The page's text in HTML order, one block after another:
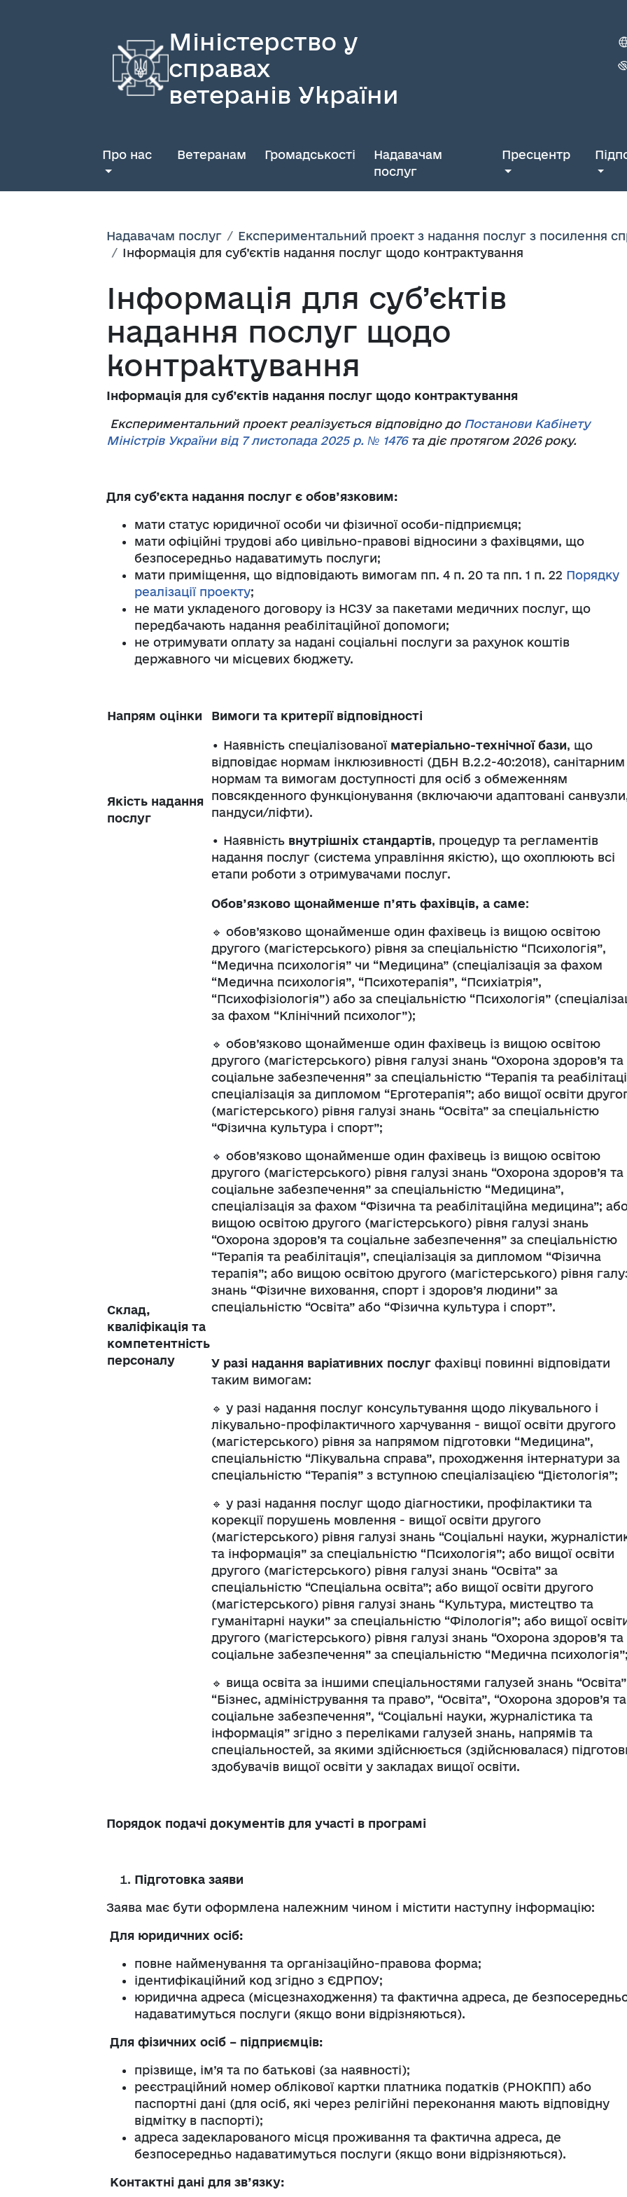
Міністерство у
справах
ветеранів України
Про нас Ветеранам Громадськості
Надавачам
послуг
Пресцентр
Надавачам послуг
Експериментальний проект з надання послуг з посилення
Інформація для суб’єктів надання послуг щодо контрактування
Інформація для суб’єктів
надання послуг щодо
контрактування
Інформація для суб’єктів надання послуг щодо контрактування
Експериментальний проект реалізується відповідно до Постанови Кабінету
Міністрів України від 7 листопада 2025 р. № 1476та діє протягом 2026 року.
Для суб’єкта надання послуг є обов’язковим:
мати статус юридичної особи чи фізичної особи-підприємця;
мати офіційні трудові або цивільно-правові відносини з фахівцями, що
безпосередньо надаватимуть послуги;
мати приміщення, що відповідають вимогам пп. 4 п. 20 та пп. 1 п. 22 Порядку
реалізації проекту;
не мати укладеного договору із НСЗУ за пакетами медичних послуг, що
передбачають надання реабілітаційної допомоги;
не отримувати оплату за надані соціальні послуги за рахунок коштів
державного чи місцевих бюджету.
Напрям оцінки Вимоги та критерії відповідності
Якість надання
послуг
• Наявність спеціалізованої матеріально-технічної бази, що
відповідає нормам інклюзивності (ДБН В.2.2-40:2018), санітарним
нормам та вимогам доступності для осіб з обмеженням
повсякденного функціонування (включаючи адаптовані
пандуси/ліфти).
• Наявність внутрішніх стандартів, процедур та регламентів
надання послуг (система управління якістю), що охоплюють всі
етапи роботи з отримувачами послуг.
Склад,
кваліфікація та
компетентність
персоналу
Обов’язково щонайменше п’ять фахівців, а саме:
🔹 обов’язково щонайменше один фахівець із вищою освітою
другого (магістерського) рівня за спеціальністю “Психологія”,
“Медична психологія” чи “Медицина” (спеціалізація за фахом
“Медична психологія”, “Психотерапія”, “Психіатрія”,
“Психофізіологія”) або за спеціальністю “Психологія”
за фахом “Клінічний психолог”);
🔹 обов’язково щонайменше один фахівець із вищою освітою
другого (магістерського) рівня галузі знань “Охорона здоров’я та
соціальне забезпечення” за спеціальністю “Терапія та
спеціалізація за дипломом “Ерготерапія”; або вищої освіти
(магістерського) рівня галузі знань “Освіта” за спеціальністю
“Фізична культура і спорт”;
🔹 обов’язково щонайменше один фахівець із вищою освітою
другого (магістерського) рівня галузі знань “Охорона здоров’я та
соціальне забезпечення” за спеціальністю “Медицина”,
спеціалізація за фахом “Фізична та реабілітаційна медицина”;
вищою освітою другого (магістерського) рівня галузі знань
“Охорона здоров’я та соціальне забезпечення” за спеціальністю
“Терапія та реабілітація”, спеціалізація за дипломом “Фізична
терапія”; або вищою освітою другого (магістерського) рівня
знань “Фізичне виховання, спорт і здоров’я людини” за
спеціальністю “Освіта” або “Фізична культура і спорт”.
У разі надання варіативних послуг фахівці повинні відповідати
таким вимогам:
🔹 у разі надання послуг консультування щодо лікувального і
лікувально-профілактичного харчування - вищої освіти другого
(магістерського) рівня за напрямом підготовки “Медицина”,
спеціальністю “Лікувальна справа”, проходження інтернатури за
спеціальністю “Терапія” з вступною спеціалізацією “Дієтологія”;
🔹 у разі надання послуг щодо діагностики, профілактики та
корекції порушень мовлення - вищої освіти другого
(магістерського) рівня галузі знань “Соціальні науки,
та інформація” за спеціальністю “Психологія”; або вищої освіти
другого (магістерського) рівня галузі знань “Освіта” за
спеціальністю “Спеціальна освіта”; або вищої освіти другого
(магістерського) рівня галузі знань “Культура, мистецтво та
гуманітарні науки” за спеціальністю “Філологія”; або вищої
другого (магістерського) рівня галузі знань “Охорона здоров’я та
соціальне забезпечення” за спеціальністю “Медична психологія”;
🔹 вища освіта за іншими спеціальностями галузей знань
“Бізнес, адміністрування та право”, “Освіта”, “Охорона здоров’я та
соціальне забезпечення”, “Соціальні науки, журналістика та
інформація” згідно з переліками галузей знань, напрямів та
спеціальностей, за якими здійснюється (здійснювалася)
здобувачів вищої освіти у закладах вищої освіти.
Порядок подачі документів для участі в програмі
Підготовка заяви
Заява має бути оформлена належним чином і містити наступну інформацію:
Для юридичних осіб:
повне найменування та організаційно-правова форма;
ідентифікаційний код згідно з ЄДРПОУ;
юридична адреса (місцезнаходження) та фактична адреса, де
надаватимуться послуги (якщо вони відрізняються).
Для фізичних осіб – підприємців:
прізвище, ім’я та по батькові (за наявності);
реєстраційний номер облікової картки платника податків (РНОКПП) або
паспортні дані (для осіб, які через релігійні переконання мають відповідну
відмітку в паспорті);
адреса задекларованого місця проживання та фактична адреса, де
безпосередньо надаватимуться послуги (якщо вони відрізняються).
Контактні дані для зв’язку: